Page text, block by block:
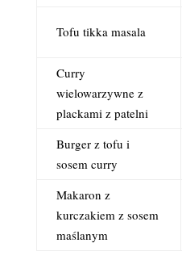
Tofu tikka masala
Curry
wielowarzywne z
plackami z patelni
Burger z tofu i
sosem curry
Makaron z
kurczakiem z sosem
maślanym